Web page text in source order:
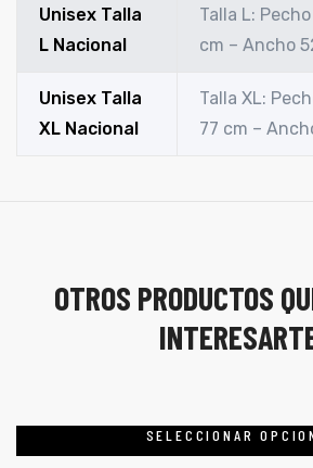
Unisex Talla
L Nacional
Talla L:
cm – Ancho
Unisex Talla
XL Nacional
Talla XL:
77 cm –
OTROS PRODUCTOS
SELECCIONAR